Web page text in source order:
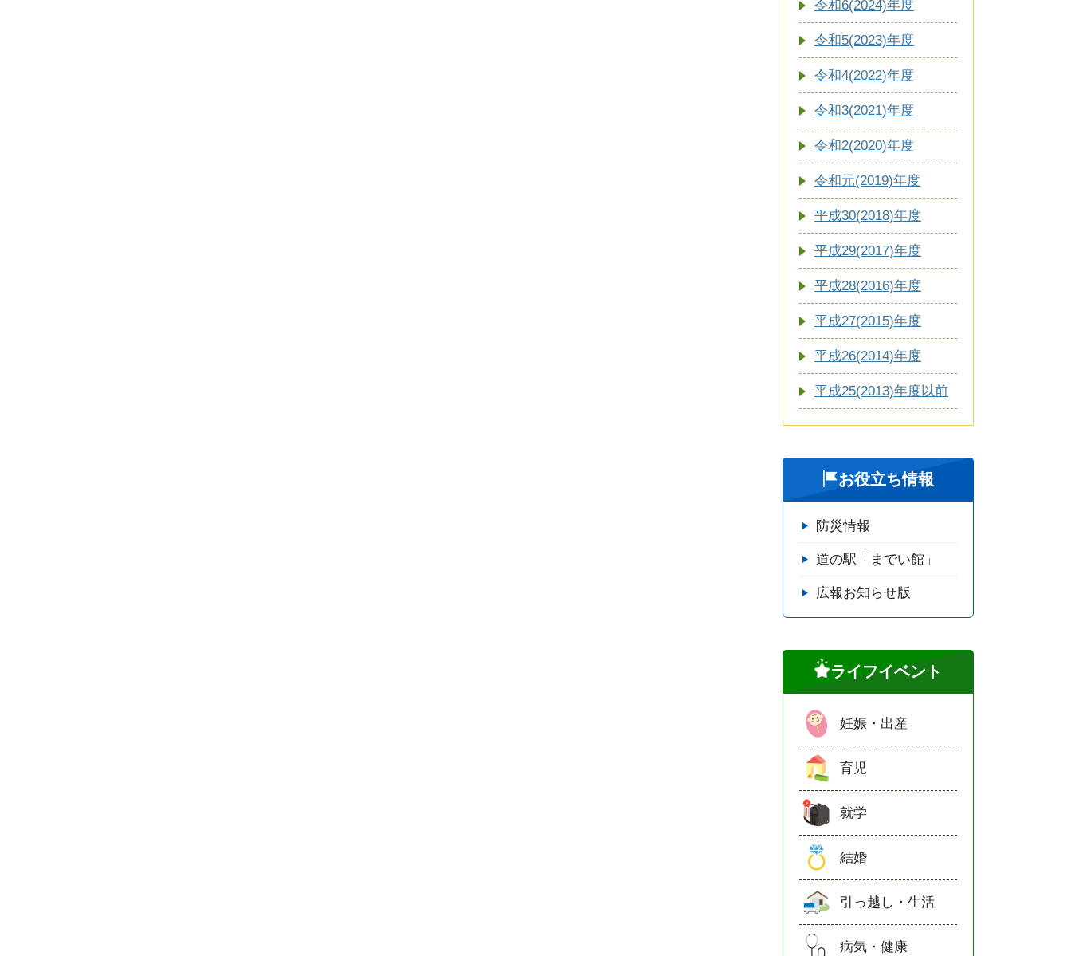
令和6(2024)年度
令和5(2023)年度
令和4(2022)年度
令和3(2021)年度
令和2(2020)年度
令和元(2019)年度
平成30(2018)年度
平成29(2017)年度
平成28(2016)年度
平成27(2015)年度
平成26(2014)年度
平成25(2013)年度以前
お役立ち情報
防災情報
道の駅「までい館」
広報お知らせ版
ライフイベント
妊娠・出産
育児
就学
結婚
引っ越し・生活
病気・健康